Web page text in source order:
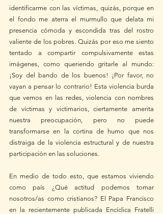
identificarme con las víctimas, quizás, porque en
el fondo me aterra el murmullo que delata mi
presencia cómoda y escondida tras del rostro
valiente de los pobres. Quizás por eso me siento
tentado a compartir compulsivamente estas
imágenes, como queriendo gritarle al mundo:
¡Soy del bando de los buenos! ¡Por favor, no
vayan a pensar lo contrario! Esta violencia burda
que vemos en las redes, violencia con nombres
de víctimas y victimarios, ciertamente amerita
nuestra preocupación, pero no puede
transformarse en la cortina de humo que nos
distraiga de la violencia estructural y de nuestra
participación en las soluciones.
En medio de todo esto, que estamos viviendo
como país ¿Qué actitud podemos tomar
nosotros/as como cristianos? El Papa Francisco
en la recientemente publicada Encíclica Fratelli